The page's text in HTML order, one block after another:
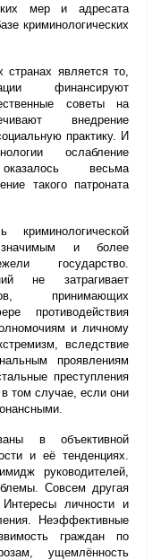
мер и адресата
криминологических
странах является то,
финансируют
советы на
внедрение
практику. И
ослабление
весьма
такого патроната
криминологической
значимым и более
государство.
не затрагивает
принимающих
противодействия
и личному
вследствие
проявлениям
преступления
том случае, если они
в объективной
и её тенденциях.
руководителей,
Совсем другая
личности и
Неэффективные
граждан по
ущемлённость